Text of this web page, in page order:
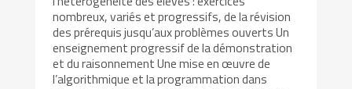
nombreux, variés et progressifs, de la révision
des prérequis jusqu’aux problèmes ouverts Un
enseignement progressif de la démonstration
et du raisonnement Une mise en œuvre de
l’algorithmique et la programmation dans